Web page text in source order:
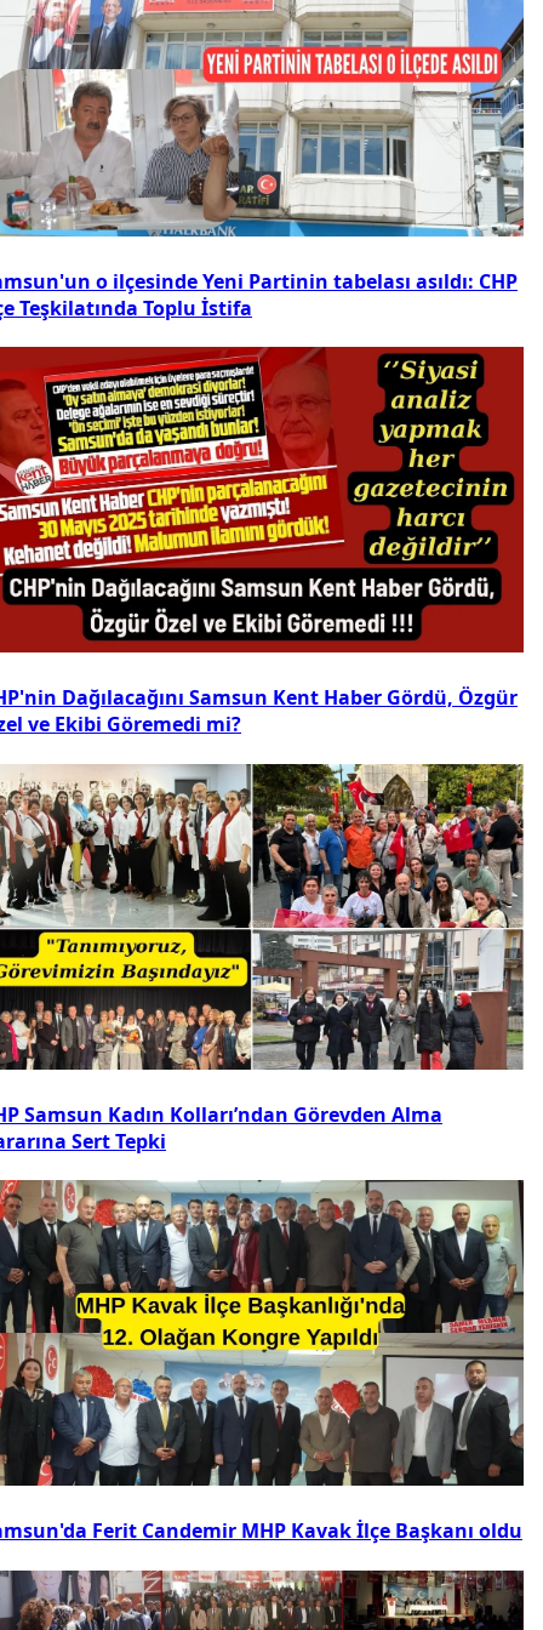
o ilçesinde Yeni Partinin tabelası asıldı: CHP
Teşkilatında Toplu İstifa
Dağılacağını Samsun Kent Haber Gördü, Özgür
ve Ekibi Göremedi mi?
Samsun Kadın Kolları’ndan Görevden Alma
Sert Tepki
Ferit Candemir MHP Kavak İlçe Başkanı oldu